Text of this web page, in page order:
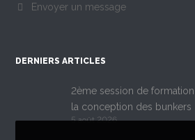
Envoyer un message
DERNIERS ARTICLES
2ème session de
la conception des bunkers
5 août 2026